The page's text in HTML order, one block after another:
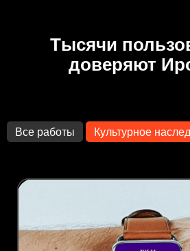
Тысячи
доверяют
Все работы Культурное